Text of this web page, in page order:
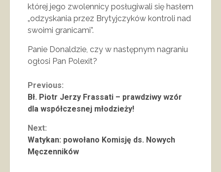
której jego zwolennicy posługiwali się hasłem
„odzyskania przez Brytyjczyków kontroli nad
swoimi granicami”.
Panie Donaldzie, czy w następnym nagraniu
ogłosi Pan Polexit?
Continue
Reading
Previous:
Bł. Piotr Jerzy Frassati – prawdziwy wzór
dla współczesnej młodzieży!
Next:
Watykan: powołano Komisję ds. Nowych
Męczenników